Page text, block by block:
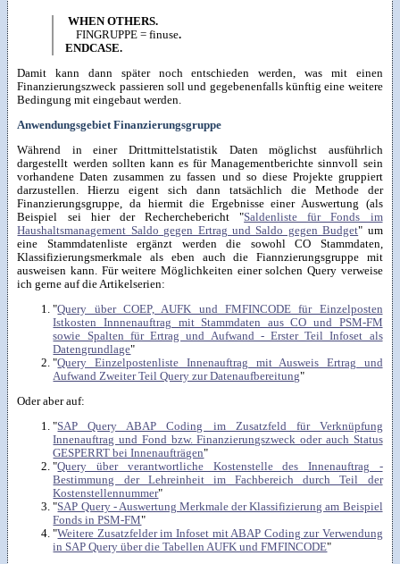
WHEN OTHERS.
FINGRUPPE = finuse.
ENDCASE.
Damit kann dann später noch entschieden werden, was mit einen
Finanzierungszweck passieren soll und gegebenenfalls künftig eine weitere
Bedingung mit eingebaut werden.
Anwendungsgebiet Finanzierungsgruppe
Während in einer Drittmittelstatistik Daten möglichst ausführlich
dargestellt werden sollten kann es für Managementberichte sinnvoll sein
vorhandene Daten zusammen zu fassen und so diese Projekte gruppiert
darzustellen. Hierzu eigent sich dann tatsächlich die Methode der
Finanzierungsgruppe, da hiermit die Ergebnisse einer Auswertung (als
Beispiel sei hier der Recherchebericht "Saldenliste für Fonds im
Haushaltsmanagement Saldo gegen Ertrag und Saldo gegen Budget" um
eine Stammdatenliste ergänzt werden die sowohl CO Stammdaten,
Klassifizierungsmerkmale als eben auch die Fiannzierungsgruppe mit
ausweisen kann. Für weitere Möglichkeiten einer solchen Query verweise
ich gerne auf die Artikelserien:
"Query über COEP, AUFK und FMFINCODE für Einzelposten
Istkosten Innnenauftrag mit Stammdaten aus CO und PSM-FM
sowie Spalten für Ertrag und Aufwand - Erster Teil Infoset als
Datengrundlage"
"Query Einzelpostenliste Innenauftrag mit Ausweis Ertrag und
Aufwand Zweiter Teil Query zur Datenaufbereitung"
Oder aber auf:
"SAP Query ABAP Coding im Zusatzfeld für Verknüpfung
Innenauftrag und Fond bzw. Finanzierungszweck oder auch Status
GESPERRT bei Innenaufträgen"
"Query über verantwortliche Kostenstelle des Innenauftrag -
Bestimmung der Lehreinheit im Fachbereich durch Teil der
Kostenstellennummer"
"SAP Query - Auswertung Merkmale der Klassifizierung am Beispiel
Fonds in PSM-FM"
"Weitere Zusatzfelder im Infoset mit ABAP Coding zur Verwendung
in SAP Query über die Tabellen AUFK und FMFINCODE"